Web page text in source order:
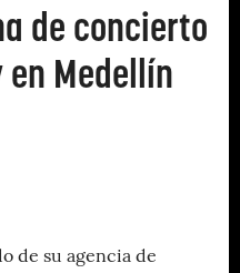
de concierto
en Medellín
de su agencia de